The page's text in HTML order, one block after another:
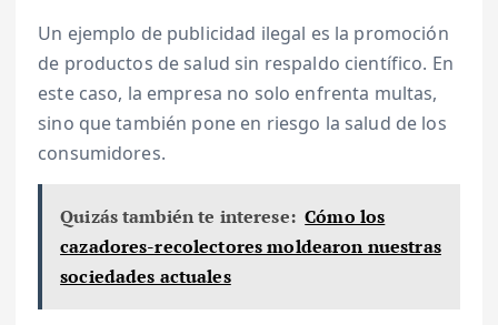
Un ejemplo de publicidad ilegal es la promoción
de productos de salud sin respaldo científico. En
este caso, la empresa no solo enfrenta multas,
sino que también pone en riesgo la salud de los
consumidores.
Quizás también te interese: Cómo los
cazadores-recolectores moldearon nuestras
sociedades actuales